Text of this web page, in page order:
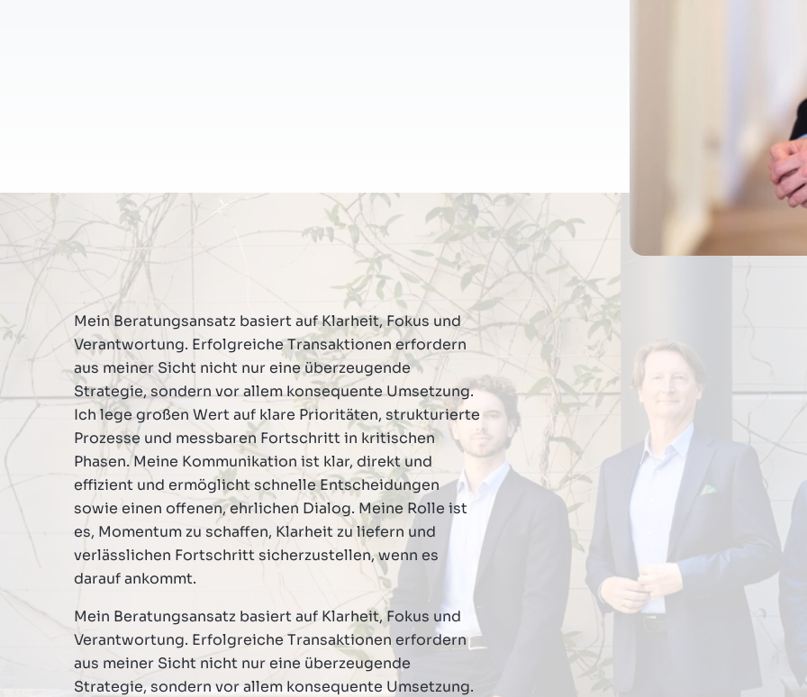
O nas
Kontakt
Mein Beratungsansatz basiert auf Klarheit, Fokus und
Verantwortung. Erfolgreiche Transaktionen erfordern
aus meiner Sicht nicht nur eine überzeugende
Strategie, sondern vor allem konsequente Umsetzung.
Ich lege großen Wert auf klare Prioritäten, strukturierte
Prozesse und messbaren Fortschritt in kritischen
Phasen. Meine Kommunikation ist klar, direkt und
effizient und ermöglicht schnelle Entscheidungen
sowie einen offenen, ehrlichen Dialog. Meine Rolle ist
es, Momentum zu schaffen, Klarheit zu liefern und
verlässlichen Fortschritt sicherzustellen, wenn es
darauf ankommt.
Mein Beratungsansatz basiert auf Klarheit, Fokus und
Verantwortung. Erfolgreiche Transaktionen erfordern
aus meiner Sicht nicht nur eine überzeugende
Strategie, sondern vor allem konsequente Umsetzung.